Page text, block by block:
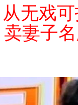
从无戏
卖妻子